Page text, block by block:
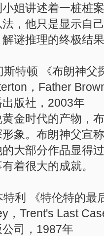
姐讲述着一桩桩
，他只是显示自
谜推理的终极结
斯特顿 《布朗神父
，Father
版社，2003年
金时代的产物，
象。布朗神父宣
大部分作品显得
着很大的成就。
特利 《特伦特的最
，Trent's Last
司，1987年